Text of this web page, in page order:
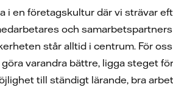
i en företagskultur där vi strävar
och
står alltid i centrum. För
varandra bättre, ligga steget
till ständigt lärande, bra